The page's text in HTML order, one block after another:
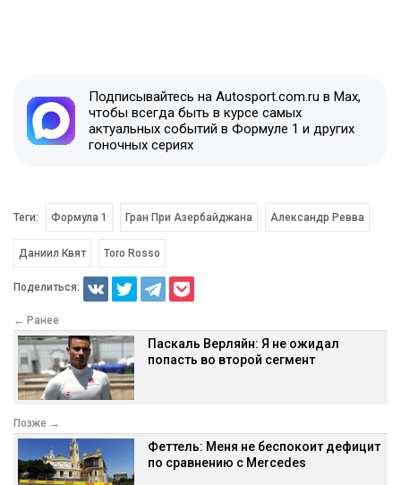
Подписывайтесь на Autosport.com.ru в Max,
чтобы всегда быть в курсе самых
актуальных событий в Формуле 1 и других
гоночных сериях
Теги: Формула 1 Гран При Азербайджана Александр Ревва
Даниил Квят Toro Rosso
Поделиться:
← Ранее
Паскаль Верляйн: Я не ожидал
попасть во второй сегмент
Позже →
Феттель: Меня не беспокоит дефицит
по сравнению с Mercedes